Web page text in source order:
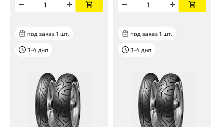
под заказ 1 шт.
3-4 дня
под заказ 1 шт.
3-4 дня